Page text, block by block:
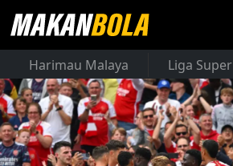
Harimau Malaya Liga Super